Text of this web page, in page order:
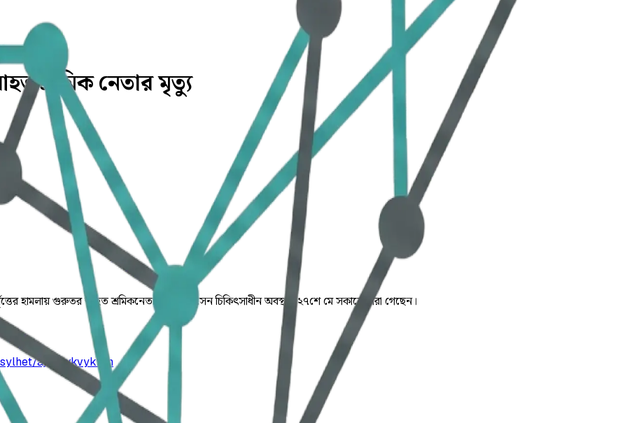
শ্রমিক নেতার মৃত্যু
হামলায় গুরুতর আহত শ্রমিকনেতা আবুল হোসেন চিকিৎসাধীন অবস্থায় ২৭শে মে সকালে মারা গেছেন।
ajpttrxkvyk2m